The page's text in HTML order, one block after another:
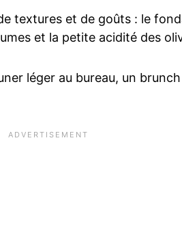
textures et de goûts : le
et la petite acidité des
léger au bureau, un